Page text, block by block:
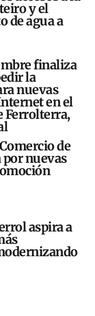
y el
de agua a
finaliza
la
nuevas
en el
Ferrolterra,
de
por nuevas
aspira a